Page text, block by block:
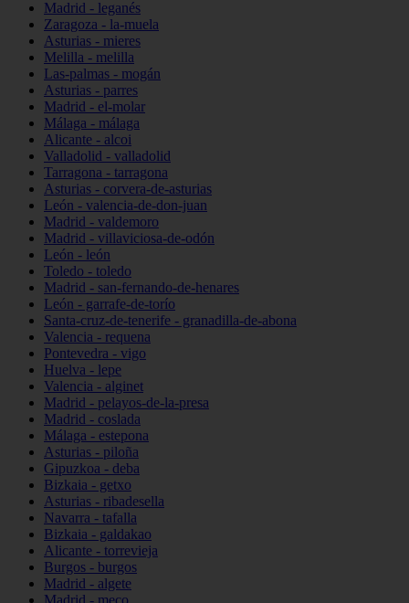
Madrid - leganés
Zaragoza - la-muela
Asturias - mieres
Melilla - melilla
Las-palmas - mogán
Asturias - parres
Madrid - el-molar
Málaga - málaga
Alicante - alcoi
Valladolid - valladolid
Tarragona - tarragona
Asturias - corvera-de-asturias
León - valencia-de-don-juan
Madrid - valdemoro
Madrid - villaviciosa-de-odón
León - león
Toledo - toledo
Madrid - san-fernando-de-henares
León - garrafe-de-torío
Santa-cruz-de-tenerife - granadilla-de-abona
Valencia - requena
Pontevedra - vigo
Huelva - lepe
Valencia - alginet
Madrid - pelayos-de-la-presa
Madrid - coslada
Málaga - estepona
Asturias - piloña
Gipuzkoa - deba
Bizkaia - getxo
Asturias - ribadesella
Navarra - tafalla
Bizkaia - galdakao
Alicante - torrevieja
Burgos - burgos
Madrid - algete
Madrid - meco